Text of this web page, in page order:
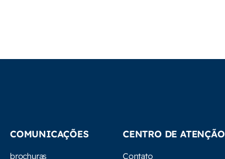
COMUNICAÇÕES
brochuras
CENTRO DE ATENÇÃO
Contato